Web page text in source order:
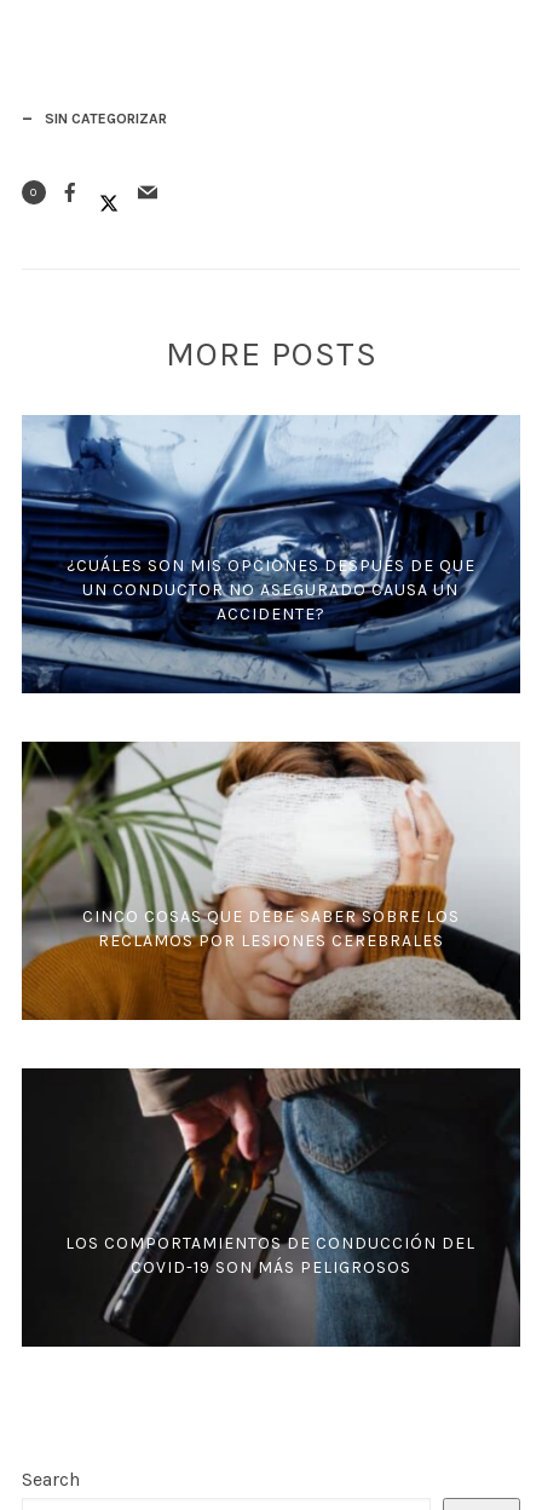
SIN CATEGORIZAR
0
MORE POSTS
¿CUÁLES SON MIS OPCIONES DESPUÉS DE QUE
UN CONDUCTOR NO ASEGURADO CAUSA UN
ACCIDENTE?
CINCO COSAS QUE DEBE SABER SOBRE LOS
RECLAMOS POR LESIONES CEREBRALES
LOS COMPORTAMIENTOS DE CONDUCCIÓN DEL
COVID-19 SON MÁS PELIGROSOS
Search